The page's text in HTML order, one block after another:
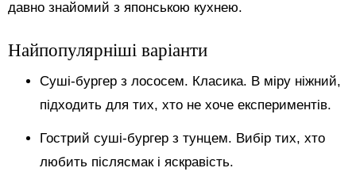
давно знайомий з японською кухнею.
Найпопулярніші варіанти
Суші-бургер з лососем. Класика. В міру ніжний,
підходить для тих, хто не хоче експериментів.
Гострий суші-бургер з тунцем. Вибір тих, хто
любить післясмак і яскравість.